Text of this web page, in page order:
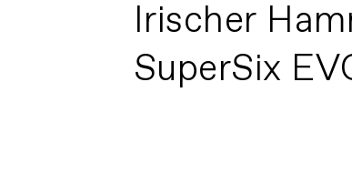
Irischer
SuperSix